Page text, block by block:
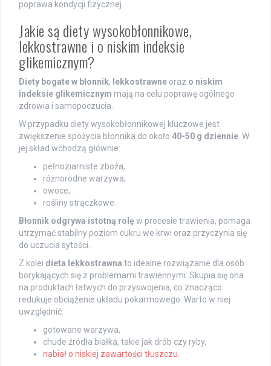
poprawa kondycji fizycznej.
Jakie są diety wysokobłonnikowe,
lekkostrawne i o niskim indeksie
glikemicznym?
Diety bogate w błonnik, lekkostrawne oraz o niskim
indeksie glikemicznym mają na celu poprawę ogólnego
zdrowia i samopoczucia.
W przypadku diety wysokobłonnikowej kluczowe jest
zwiększenie spożycia błonnika do około 40-50 g dziennie . W
jej skład wchodzą głównie:
pełnoziarniste zboża,
różnorodne warzywa,
owoce,
rośliny strączkowe.
Błonnik odgrywa istotną rolę w procesie trawienia, pomaga
utrzymać stabilny poziom cukru we krwi oraz przyczynia się
do uczucia sytości.
Z kolei dieta lekkostrawna to idealne rozwiązanie dla osób
borykających się z problemami trawiennymi. Skupia się ona
na produktach łatwych do przyswojenia, co znacząco
redukuje obciążenie układu pokarmowego. Warto w niej
uwzględnić:
gotowane warzywa,
chude źródła białka, takie jak drób czy ryby,
nabiał o niskiej zawartości tłuszczu